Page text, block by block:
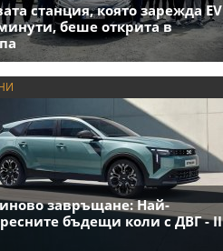
станция, която зарежда EV
беше открита в
завръщане: Най-
бъдещи коли с ДВГ - II